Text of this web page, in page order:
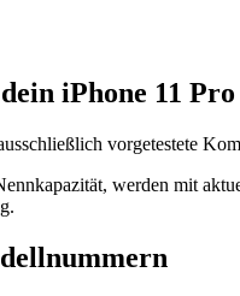
iPhone 11 Pro
vorgetestete
werden mit